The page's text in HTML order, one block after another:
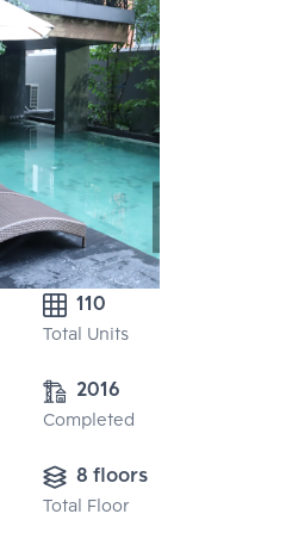
110
Total Units
2016
Completed
8 floors
Total Floor